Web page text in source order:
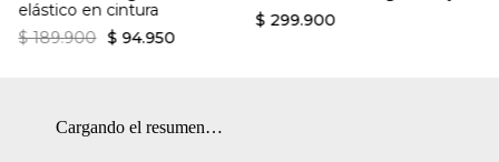
SECADO: No secar en máquina. OTROS: Usar un paño para
planchar. OTROS: No remojar.
elástico en cintura
$ 189.900 $ 94.950
$ 299.900
Cargando el resumen…